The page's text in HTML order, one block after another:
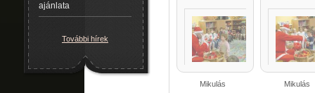
ajánlata
További hírek
Mikulás Mikulás